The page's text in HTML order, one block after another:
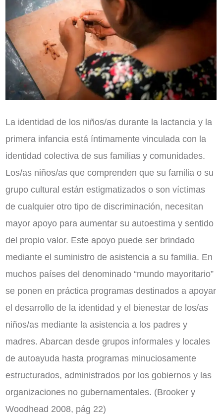
La identidad de los niños/as durante la lactancia y la
primera infancia está íntimamente vinculada con la
identidad colectiva de sus familias y comunidades.
Los/as niños/as que comprenden que su familia o su
grupo cultural están estigmatizados o son víctimas
de cualquier otro tipo de discriminación, necesitan
mayor apoyo para aumentar su autoestima y sentido
del propio valor. Este apoyo puede ser brindado
mediante el suministro de asistencia a su familia. En
muchos países del denominado “mundo mayoritario”
se ponen en práctica programas destinados a apoyar
el desarrollo de la identidad y el bienestar de los/as
niños/as mediante la asistencia a los padres y
madres. Abarcan desde grupos informales y locales
de autoayuda hasta programas minuciosamente
estructurados, administrados por los gobiernos y las
organizaciones no gubernamentales. (Brooker y
Woodhead 2008, pág 22)